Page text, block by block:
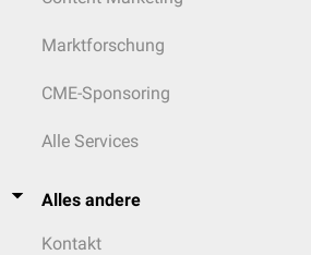
Marktforschung
CME-Sponsoring
Alle Services
Alles andere
Kontakt